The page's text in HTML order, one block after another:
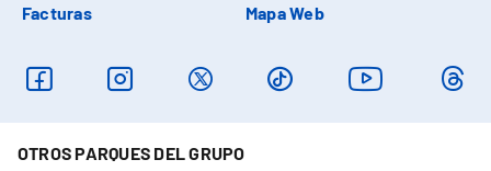
Facturas Mapa Web
OTROS PARQUES DEL GRUPO